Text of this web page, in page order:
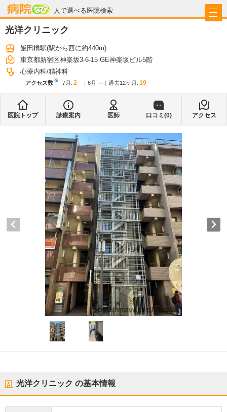
人で選べる医院検索
病院なび
光洋クリニック
飯田橋駅(駅から西に約440m)
東京都新宿区神楽坂3-6-15 GE神楽坂ビル5階
心療内科 精神科
アクセス数※ 7月 : 2 6月 : -- 過去12ヶ月: 19
医院トップ 診療案内 医師 口コミ(0) アクセス
光洋クリニック の基本情報